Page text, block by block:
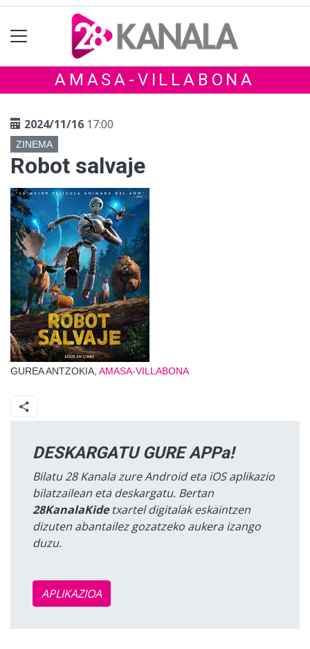
AMASA-VILLABONA
2024/11/16 17:00
ZINEMA
Robot salvaje
GUREA ANTZOKIA, AMASA-VILLABONA
DESKARGATU GURE APPa!
Bilatu 28 Kanala zure Android eta iOS aplikazio
bilatzailean eta deskargatu. Bertan
28KanalaKidetxartel digitalak eskaintzen
dizuten abantailez gozatzeko aukera izango
duzu.
APLIKAZIOA